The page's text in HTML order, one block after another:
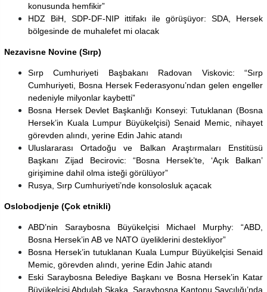
konusunda hemfikir”
HDZ BiH, SDP-DF-NIP ittifakı ile görüşüyor: SDA, Hersek
bölgesinde de muhalefet mi olacak
Nezavisne Novine (Sırp)
Sırp Cumhuriyeti Başbakanı Radovan Viskovic: “Sırp
Cumhuriyeti, Bosna Hersek Federasyonu’ndan gelen engeller
nedeniyle milyonlar kaybetti”
Bosna Hersek Devlet Başkanlığı Konseyi: Tutuklanan (Bosna
Hersek’in Kuala Lumpur Büyükelçisi) Senaid Memic, nihayet
görevden alındı, yerine Edin Jahic atandı
Uluslararası Ortadoğu ve Balkan Araştırmaları Enstitüsü
Başkanı Zijad Becirovic: “Bosna Hersek’te, ‘Açık Balkan’
girişimine dahil olma isteği görülüyor”
Rusya, Sırp Cumhuriyeti’nde konsolosluk açacak
Oslobodjenje (Çok etnikli)
ABD’nin Saraybosna Büyükelçisi Michael Murphy: “ABD,
Bosna Hersek’in AB ve NATO üyeliklerini destekliyor”
Bosna Hersek’in tutuklanan Kuala Lumpur Büyükelçisi Senaid
Memic, görevden alındı, yerine Edin Jahic atandı
Eski Saraybosna Belediye Başkanı ve Bosna Hersek’in Katar
Büyükelçisi Abdulah Skaka, Saraybosna Kantonu Savcılığı’nda